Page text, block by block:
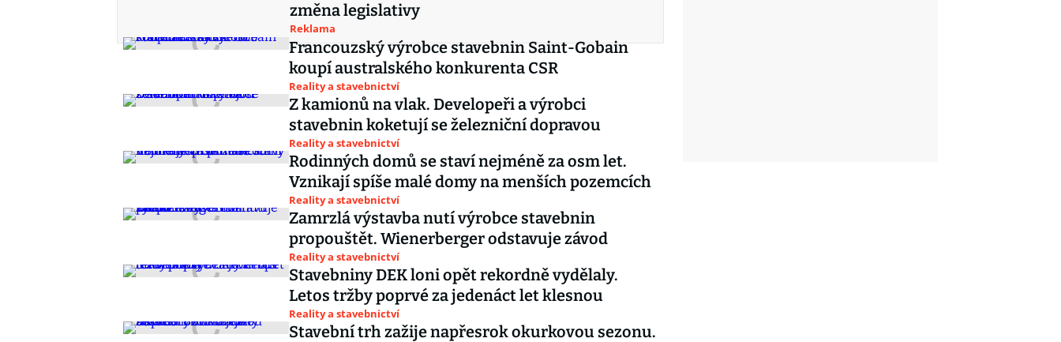
změna legislativy
Reklama
Francouzský výrobce stavebnin Saint-Gobain
koupí australského konkurenta CSR
Reality a stavebnictví
Z kamionů na vlak. Developeři a výrobci
stavebnin koketují se železniční dopravou
Reality a stavebnictví
Rodinných domů se staví nejméně za osm let.
Vznikají spíše malé domy na menších pozemcích
Reality a stavebnictví
Zamrzlá výstavba nutí výrobce stavebnin
propouštět. Wienerberger odstavuje závod
Reality a stavebnictví
Stavebniny DEK loni opět rekordně vydělaly.
Letos tržby poprvé za jedenáct let klesnou
Reality a stavebnictví
Stavební trh zažije napřesrok okurkovou sezonu.